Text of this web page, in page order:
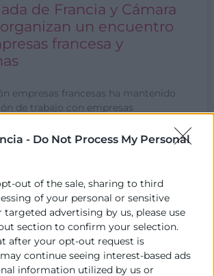
- Do Not Process My Personal
out of the sale, sharing to third
of your personal or sensitive
advertising by us, please use
section to confirm your selection.
after your opt-out request is
continue seeing interest-based ads
information utilized by us or
de Francia y Cámara
un encuentro
francesa y
empresas francesas ha mantenido
de trabajo con empresas
en